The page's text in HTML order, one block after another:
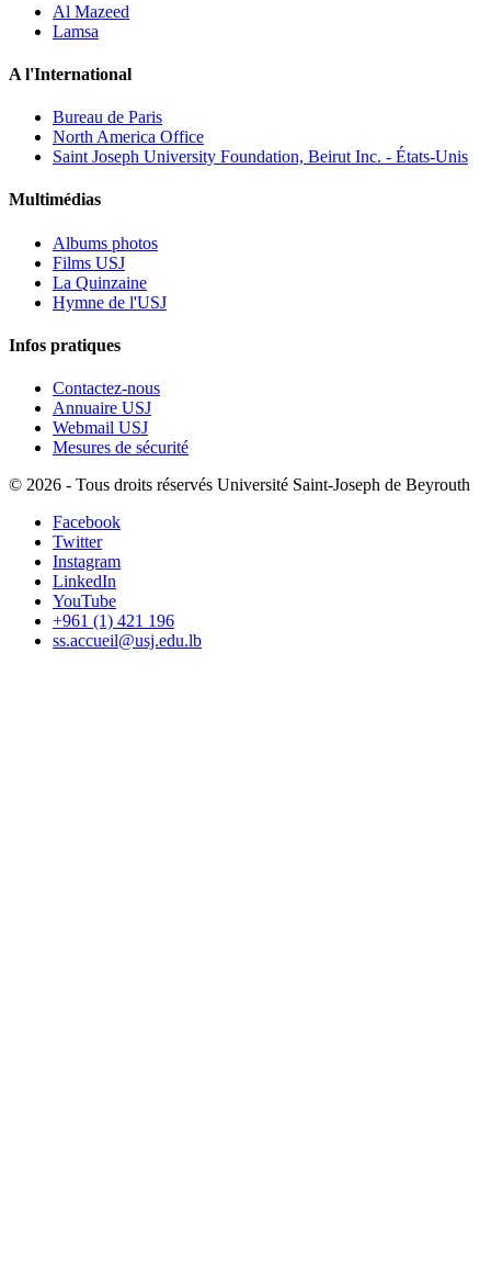
Al Mazeed
Lamsa
A l'International
Bureau de Paris
North America Office
Saint Joseph University Foundation, Beirut Inc. - États-Unis
Multimédias
Albums photos
Films USJ
La Quinzaine
Hymne de l'USJ
Infos pratiques
Contactez-nous
Annuaire USJ
Webmail USJ
Mesures de sécurité
© 2026 - Tous droits réservés Université Saint-Joseph de Beyrouth
Facebook
Twitter
Instagram
LinkedIn
YouTube
+961 (1) 421 196
ss.accueil@usj.edu.lb